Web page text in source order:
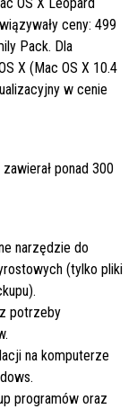
ceny: 499
Pack. Dla
X (Mac OS X 10.4
w cenie
ponad 300
narzędzie do
(tylko pliki
potrzeby
na komputerze
programów oraz